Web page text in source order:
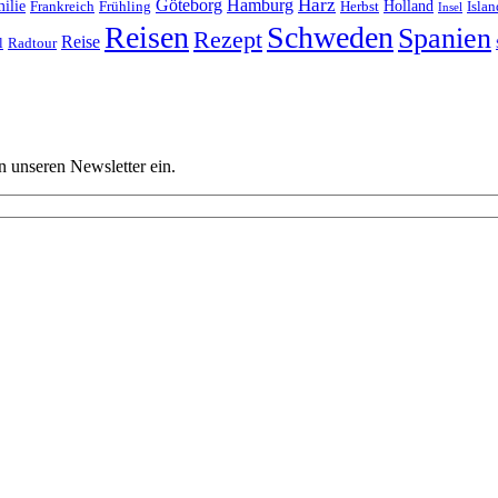
Frankreich Frühling Göteborg Hamburg Harz Herbst Holland Insel
Radtour Reise ReisenRezept SchwedenSpanien
unseren Newsletter ein.